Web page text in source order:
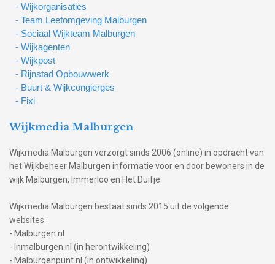
- Wijkorganisaties
- Team Leefomgeving Malburgen
- Sociaal Wijkteam Malburgen
- Wijkagenten
- Wijkpost
- Rijnstad Opbouwwerk
- Buurt & Wijkcongierges
- Fixi
Wijkmedia Malburgen
Wijkmedia Malburgen verzorgt sinds 2006 (online) in opdracht van
het Wijkbeheer Malburgen informatie voor en door bewoners in de
wijk Malburgen, Immerloo en Het Duifje.
Wijkmedia Malburgen bestaat sinds 2015 uit de volgende
websites:
- Malburgen.nl
- Inmalburgen.nl (in herontwikkeling)
- Malburgenpunt.nl (in ontwikkeling)